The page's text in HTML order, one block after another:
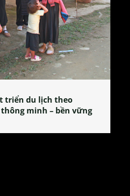
Làng làm bánh tẻ Phú Nhi –
tỏa đặc sản xứ Đoài